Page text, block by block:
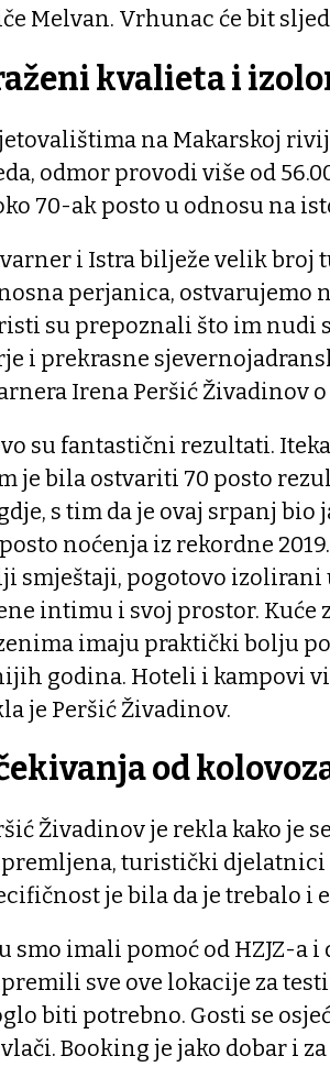
Melvan. Vrhunac će bit
kvalieta i
na Makarskoj
odmor provodi više od
70-ak posto u odnosu na
i Istra bilježe velik broj
perjanica, ostvarujemo
su prepoznali što im nudi
i prekrasne
Irena Peršić Živadinov
su fantastični rezultati.
je bila ostvariti 70 posto
s tim da je ovaj srpanj bio
noćenja iz rekordne
smještaji, pogotovo izolirani
intimu i svoj prostor. Kuće
imaju praktički bolju
godina. Hoteli i kampovi
je Peršić Živadinov.
od
Živadinov je rekla kako je
turistički djelatnici
je bila da je trebalo i
smo imali pomoć od HZJZ-a
sve ove lokacije za
biti potrebno. Gosti se
Booking je jako dobar i